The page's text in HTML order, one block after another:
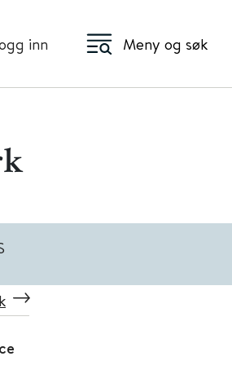
inn Meny og søk